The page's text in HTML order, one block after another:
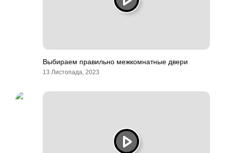
Выбираем правильно межкомнатные двери
13 Листопада, 2023